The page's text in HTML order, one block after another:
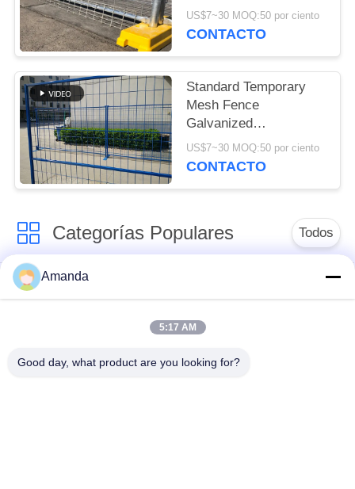
PRIVACY
POLICY
Events
US$7~30 MOQ:50 por ciento
CONTACTO
Standard Temporary
Mesh Fence
Galvanized
Construction Fencing
US$7~30 MOQ:50 por ciento
CONTACTO
Categorías Populares Todos
embalaje de la torre
del metal
estructurado metal
metal
alambre
Amanda
5:17 AM
Good day, what product are you looking for?